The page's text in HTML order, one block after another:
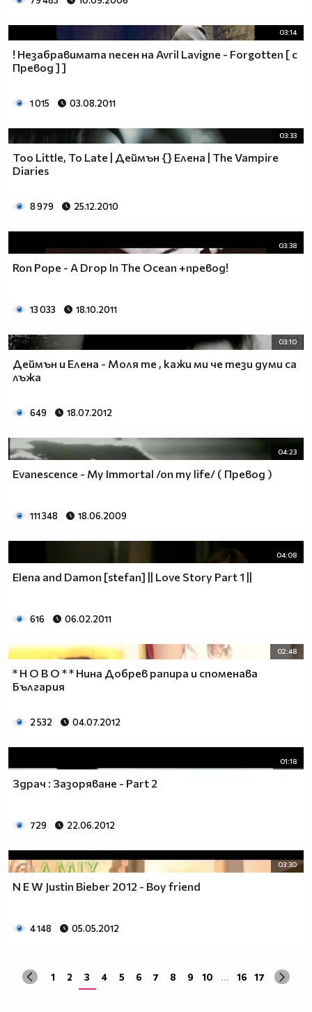
03:14
! Незабравимата песен на Avril Lavigne - Forgotten [ с
Превод ] ]
1 015 03.08.2011
03:33
Too Little, To Late | Деймън {} Елена | The Vampire
Diaries
8 979 25.12.2010
03:38
Ron Pope - A Drop In The Ocean +превод!
13 033 18.10.2011
03:10
Деймън и Елена - Моля те , кажи ми че тези думи са
лъжа
649 18.07.2012
04:23
Evanescence - My Immortal /on my life/ ( Превод )
111 348 18.06.2009
04:08
Elena and Damon [stefan] || Love Story Part 1 ||
616 06.02.2011
02:48
* Н О В О * * Нина Добрев рапира и споменава
България
2 532 04.07.2012
01:18
Здрач : Зазоряване - Part 2
729 22.06.2012
03:30
N E W Justin Bieber 2012 - Boy friend
4 148 05.05.2012
1 2 3 4 5 6 7 8 9 10 ... 16 17